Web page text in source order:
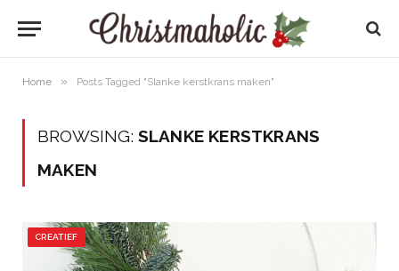
Home » Posts Tagged "Slanke kerstkrans maken"
BROWSING: SLANKE KERSTKRANS
MAKEN
CREATIEF